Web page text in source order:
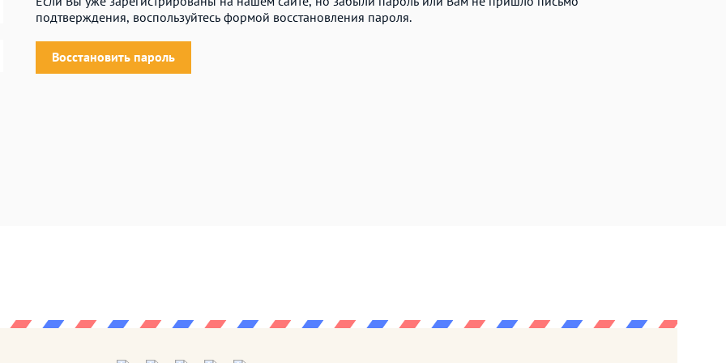
подтверждения, воспользуйтесь формой восстановления пароля.
Восстановить пароль